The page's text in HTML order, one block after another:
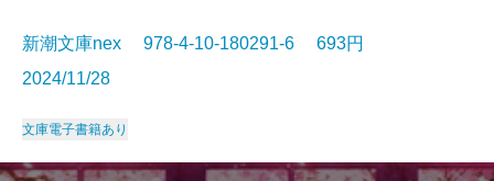
新潮文庫nex 978-4-10-180291-6 693円
2024/11/28
文庫電子書籍あり